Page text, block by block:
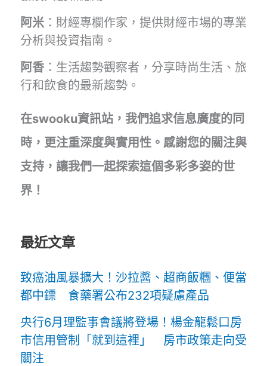
阿米：財經專欄作家，提供財經市場的專業
分析與投資指南。
阿香：生活趨勢觀察者，分享時尚生活、旅
行和飲食的最新趨勢。
在swooku資訊站，我們追求信息廣度的同
時，更注重深度與實用性。感謝您的關注與
支持，讓我們一起探索這個多彩多姿的世
界！
最近文章
致癌油風暴擴大！沙拉醬、超商飯糰、便當
都中鏢 食藥署公布232項疑慮產品
央行6月理監事會議將登場！楊金龍鬆口房
市信用管制「就到這裡」 房市政策走向受
關注